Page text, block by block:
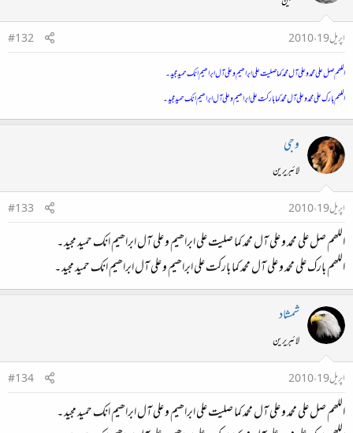
اپریل 19، 2010
#132
اللھم صل علی محمد و علی آل محمد کما صلیت علی ابراھیم و علی آل ابراھیم انک حمید مجید ۔
اللھم بارک علی محمد و علی آل محمد کما بارکت علی ابراھیم و علی آل ابراھیم انک حمید مجید ۔
وجی
لائبریرین
اپریل 19، 2010
#133
اللھم صل علی محمد و علی آل محمد کما صلیت علی ابراھیم و علی آل ابراھیم انک حمید مجید ۔
اللھم بارک علی محمد و علی آل محمد کما بارکت علی ابراھیم و علی آل ابراھیم انک حمید مجید ۔
شمشاد
لائبریرین
اپریل 19، 2010
#134
اللھم صل علی محمد و علی آل محمد کما صلیت علی ابراھیم و علی آل ابراھیم انک حمید مجید ۔